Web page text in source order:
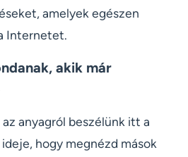
amelyek egészen
Internetet.
akik már
anyagról beszélünk itt a
hogy megnézd mások